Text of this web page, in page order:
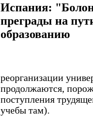
Испания:
преграды на
образованию
реорганизации
продолжаются,
поступления
учебы там).